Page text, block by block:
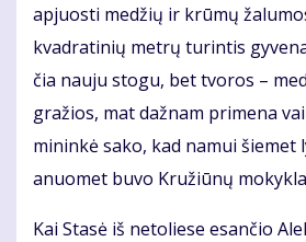
ap­juos­ti me­džių ir krū­mų
kvad­ra­ti­nių met­rų tu­rin­tis
čia nau­ju sto­gu, bet tvo­ros –
gra­žios, mat daž­nam pri­me­na
mi­nin­kė sa­ko, kad na­mui šie­met
anuo­met bu­vo Kru­žiū­nų
Kai Sta­sė iš ne­to­lie­se esan­čio